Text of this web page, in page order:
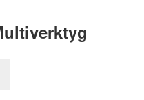
355,50 kr.